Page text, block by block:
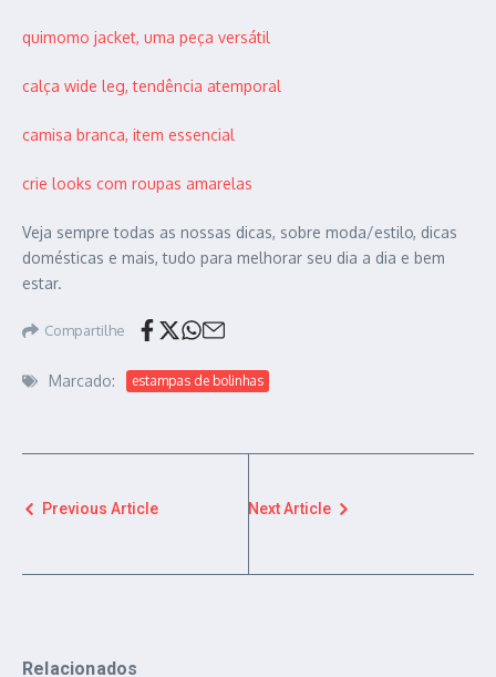
quimomo jacket, uma peça versátil
calça wide leg, tendência atemporal
camisa branca, item essencial
crie looks com roupas amarelas
Veja sempre todas as nossas dicas, sobre moda/estilo, dicas
domésticas e mais, tudo para melhorar seu dia a dia e bem
estar.
Compartilhe
Marcado: estampas de bolinhas
Previous Article Next Article
Relacionados